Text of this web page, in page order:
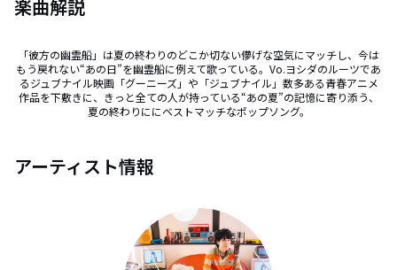
楽曲解説
「彼方の幽霊船」は夏の終わりのどこか切ない儚げな空気にマッチし、今は
もう戻れない“あの日”を幽霊船に例えて歌っている。Vo.ヨシダのルーツであ
るジュブナイル映画「グーニーズ」や「ジュブナイル」数多ある青春アニメ
作品を下敷きに、きっと全ての人が持っている“あの夏”の記憶に寄り添う、
夏の終わりににベストマッチなポップソング。
アーティスト情報